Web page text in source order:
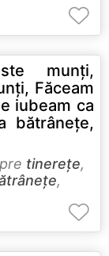
munţi,
Făceam
iubeam ca
bătrâneţe,
tinerețe,
,